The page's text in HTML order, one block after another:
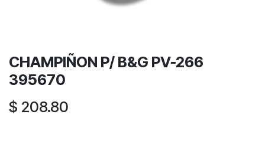
CHAMPIÑON P/ B&G PV-266
395670
$ 208.80